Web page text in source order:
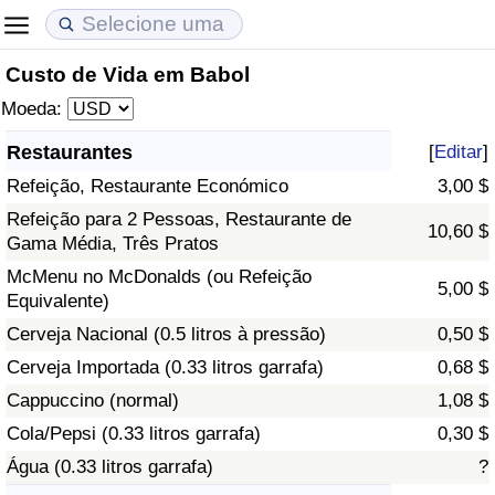
Custo de Vida em Babol
Moeda:
Restaurantes [Editar]
Refeição, Restaurante Económico
3,00 $
Refeição para 2 Pessoas, Restaurante de
Gama Média, Três Pratos
10,60 $
McMenu no McDonalds (ou Refeição
Equivalente)
5,00 $
Cerveja Nacional (0.5 litros à pressão)
0,50 $
Cerveja Importada (0.33 litros garrafa)
0,68 $
Cappuccino (normal)
1,08 $
Cola/Pepsi (0.33 litros garrafa)
0,30 $
Água (0.33 litros garrafa)
?
Custo de Vida
Indicador de Custo de Vida
Indicador de Custo de Vida Por País
em Aqaba
Preços de Imóveis
Indicador de Preços de Imóveis
Indicador de Preços de Imóveis por País
Qualidade de Vida
Indicador de Qualidade de Vida (Atual)
Índice de qualidade de vida por país
Crime
Taxa do Indicador de Crime (Atual)
Indicador de Crime
Índice de criminalidade por país